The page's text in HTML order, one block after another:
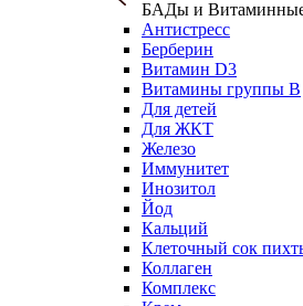
БАДы и Витаминные
Антистресс
Берберин
Витамин D3
Витамины группы B
Для детей
Для ЖКТ
Железо
Иммунитет
Инозитол
Йод
Кальций
Клеточный сок
Коллаген
Комплекс